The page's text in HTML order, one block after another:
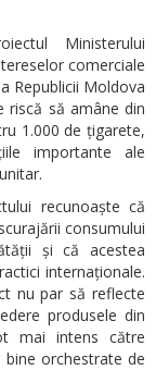
Ministerului
comerciale
Republicii Moldova
riscă să amâne din
1.000 de țigarete,
importante ale
recunoaște că
consumului
și că acestea
internaționale.
nu par să reflecte
produsele din
mai intens către
orchestrate de